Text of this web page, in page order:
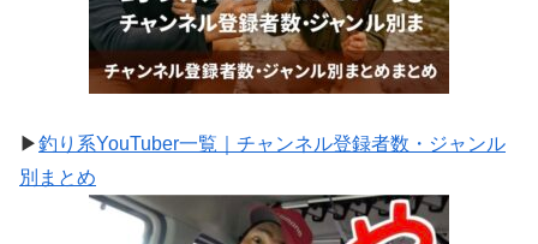
▶釣り系YouTuber一覧｜チャンネル登録者数・ジャンル
別まとめ